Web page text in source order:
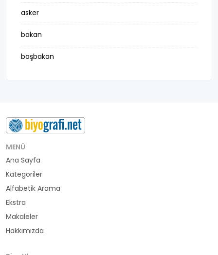
asker
bakan
başbakan
belediye başkanı
buluş
bürokrat
büyükelçi
cumhurbaşkanı
din adamı
MENÜ
Ana Sayfa
Kategoriler
Alfabetik Arama
Ekstra
Makaleler
Hakkımızda